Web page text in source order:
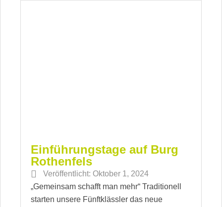
Einführungstage auf Burg
Rothenfels
Veröffentlicht: Oktober 1, 2024
„Gemeinsam schafft man mehr“ Traditionell
starten unsere Fünftklässler das neue